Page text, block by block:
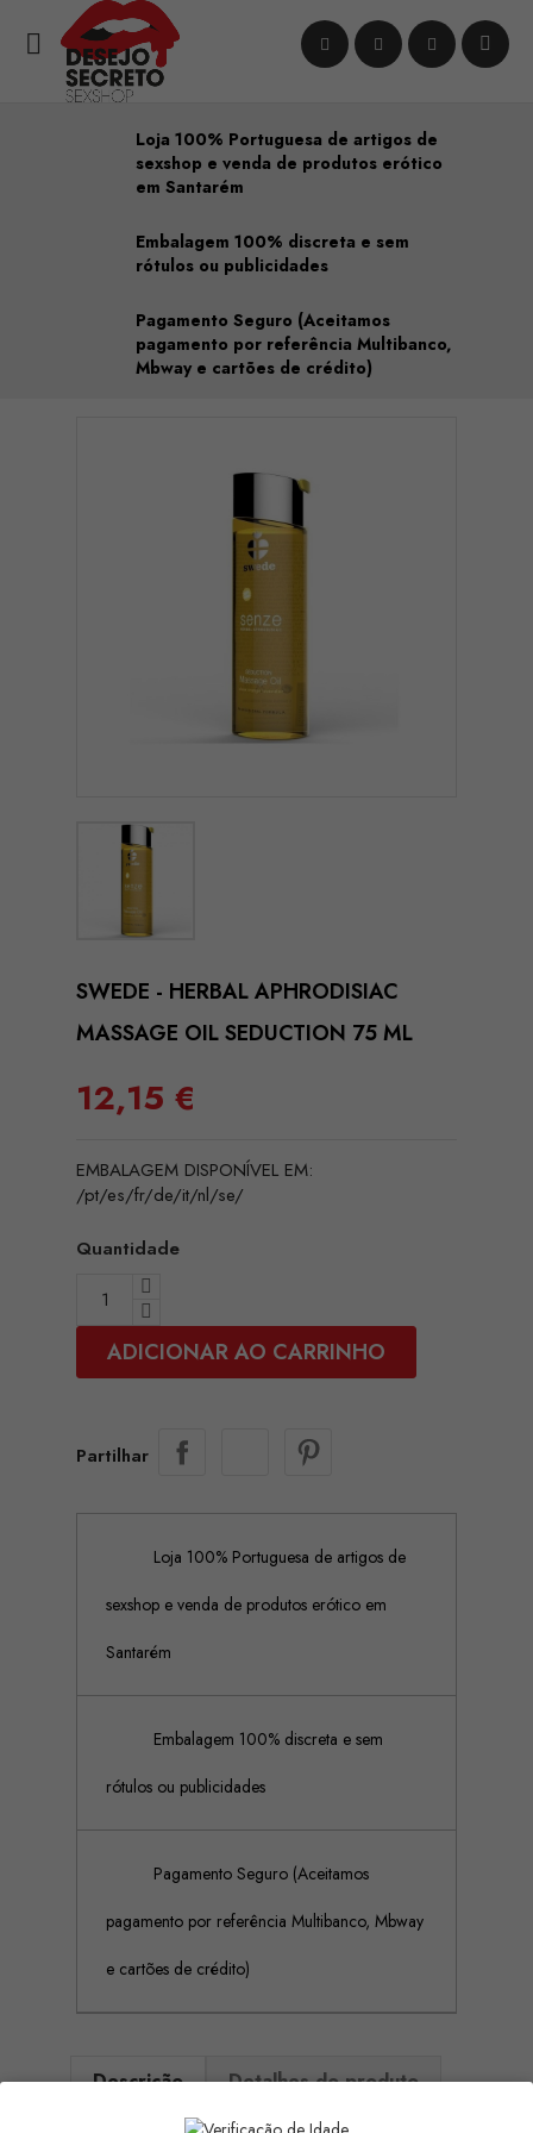

Loja 100% Portuguesa de artigos de
sexshop e venda de produtos erótico
em Santarém
Embalagem 100% discreta e sem
rótulos ou publicidades
Pagamento Seguro (Aceitamos
pagamento por referência Multibanco,
Mbway e cartões de crédito)
SWEDE - HERBAL APHRODISIAC
MASSAGE OIL SEDUCTION 75 ML
12,15 €
EMBALAGEM DISPONÍVEL EM:
/pt/es/fr/de/it/nl/se/
Quantidade
ADICIONAR AO CARRINHO
Partilhar
Loja 100% Portuguesa de artigos de
sexshop e venda de produtos erótico em
Santarém
Embalagem 100% discreta e sem
rótulos ou publicidades
Pagamento Seguro (Aceitamos
pagamento por referência Multibanco, Mbway
e cartões de crédito)
Descrição Detalhes do produto